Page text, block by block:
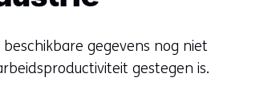
gegevens nog niet
gestegen is.